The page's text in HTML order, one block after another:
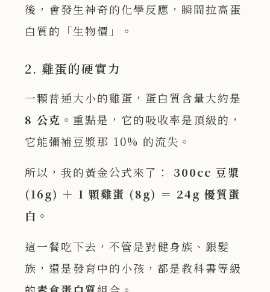
後，會發生神奇的化學反應，瞬間拉高蛋
白質的「生物價」。
2. 雞蛋的硬實力
一顆普通大小的雞蛋，蛋白質含量大約是
8公克 。重點是，它的吸收率是頂級的，
它能彌補豆漿那 10% 的流失。
所以，我的黃金公式來了： 300cc 豆漿
(16g) ＋ 1顆雞蛋 (8g) ＝ 24g優質蛋
白。
這一餐吃下去，不管是對健身族、銀髮
族，還是發育中的小孩，都是教科書等級